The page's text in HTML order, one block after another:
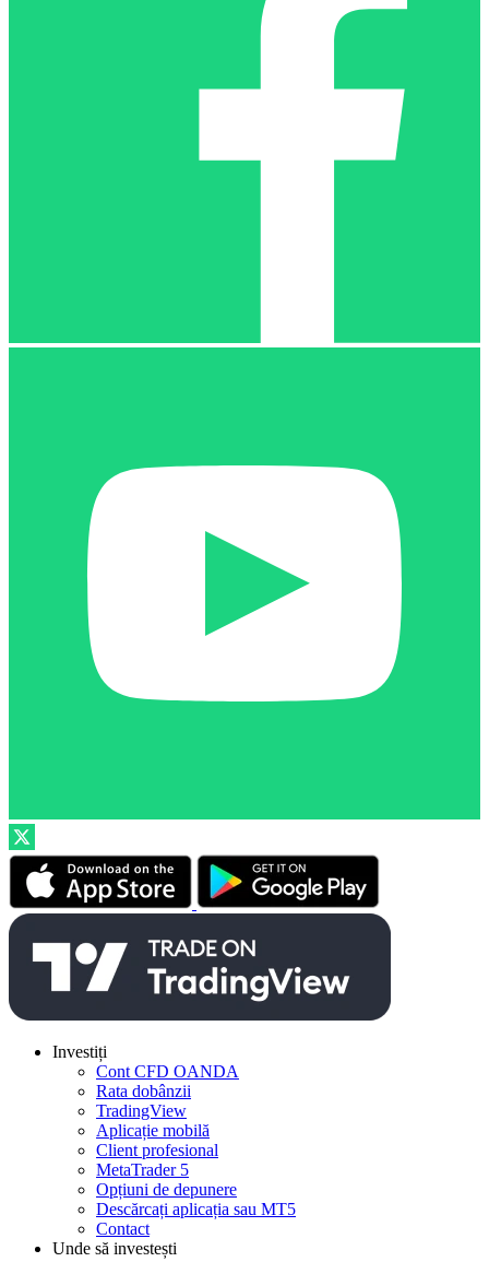
Investiți
Cont CFD OANDA
Rata dobânzii
TradingView
Aplicație mobilă
Client profesional
MetaTrader 5
Opțiuni de depunere
Descărcați aplicația sau MT5
Contact
Unde să investești